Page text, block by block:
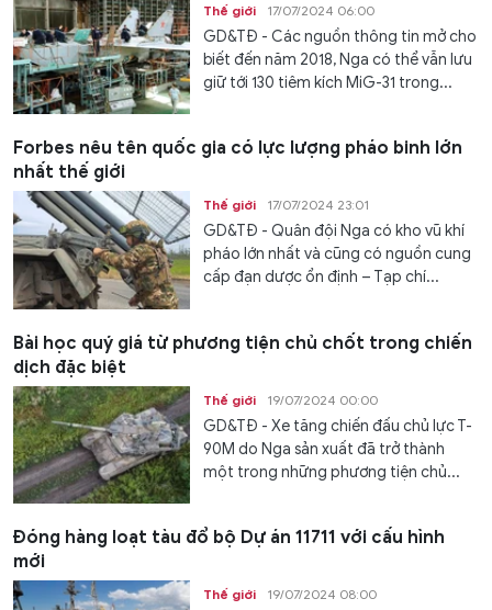
Thế giới 17/07/2024 06:00
GD&TĐ - Các nguồn thông tin mở cho
biết đến năm 2018, Nga có thể vẫn lưu
giữ tới 130 tiêm kích MiG-31 trong...
Forbes nêu tên quốc gia có lực lượng pháo binh lớn
nhất thế giới
Thế giới 17/07/2024 23:01
GD&TĐ - Quân đội Nga có kho vũ khí
pháo lớn nhất và cũng có nguồn cung
cấp đạn dược ổn định – Tạp chí...
Bài học quý giá từ phương tiện chủ chốt trong chiến
dịch đặc biệt
Thế giới 19/07/2024 00:00
GD&TĐ - Xe tăng chiến đấu chủ lực T-
90M do Nga sản xuất đã trở thành
một trong những phương tiện chủ...
Đóng hàng loạt tàu đổ bộ Dự án 11711 với cấu hình
mới
Thế giới 19/07/2024 08:00